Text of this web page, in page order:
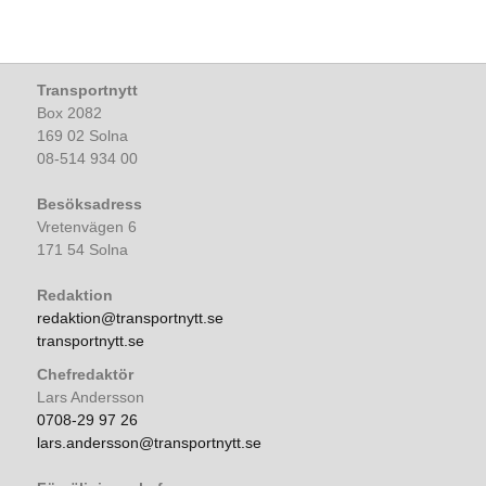
Transportnytt
Box 2082
169 02 Solna
08-514 934 00
Besöksadress
Vretenvägen 6
171 54 Solna
Redaktion
redaktion@transportnytt.se
transportnytt.se
Chefredaktör
Lars Andersson
0708-29 97 26
lars.andersson@transportnytt.se